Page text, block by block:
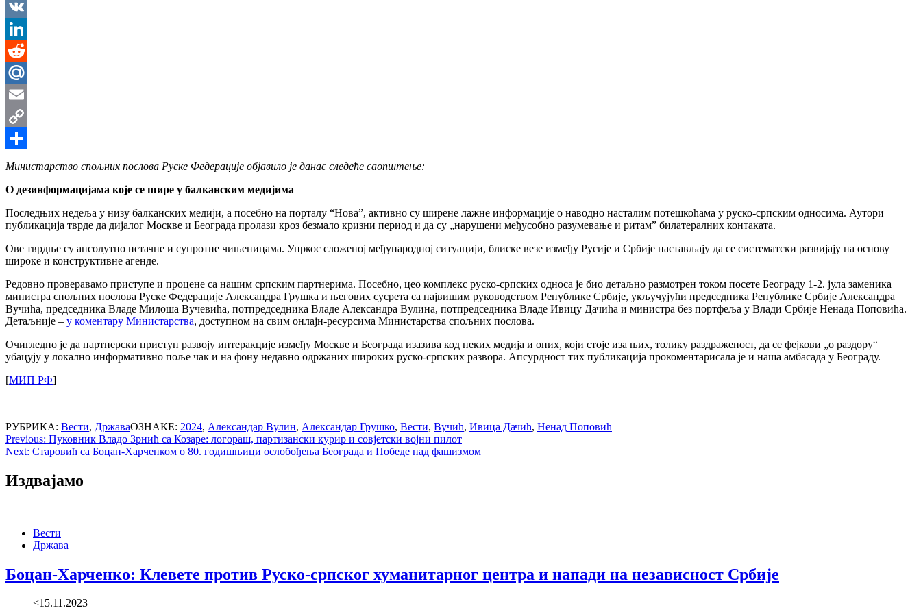
Messenger
VK
LinkedIn
Reddit
Mail.Ru
Email
Copy
Link
Share
Министарство спољних послова Руске Федерације објавило је данас следеће саопштење:
О дезинформацијама које се шире у балканским медијима
Последњих недеља у низу балканских медији, а посебно на порталу “Нова”, активно су ширене лажне информације о наводно насталим потешкоћама у руско-српским односима. Аутори
публикација тврде да дијалог Москве и Београда пролази кроз безмало кризни период и да су „нарушени међусобно разумевање и ритам” билатералних контаката.
Ове тврдње су апсолутно нетачне и супротне чињеницама. Упркос сложеној међународној ситуацији, блиске везе између Русије и Србије настављају да се систематски развијају на основу
широке и конструктивне агенде.
Редовно проверавамо приступе и процене са нашим српским партнерима. Посебно, цео комплекс руско-српских односа је био детаљно размотрен током посете Београду 1-2. јула заменика
министра спољних послова Руске Федерације Александра Грушка и његових сусрета са највишим руководством Републике Србије, укључујући председника Републике Србије Александра
Вучића, председника Владе Милоша Вучевића, потпредседника Владе Александра Вулина, потпредседника Владе Ивицу Дачића и министра без портфеља у Влади Србије Ненада Поповића.
Детаљније – у коментару Министарства, доступном на свим онлајн-ресурсима Министарства спољних послова.
Очигледно је да партнерски приступ развоју интеракције између Москве и Београда изазива код неких медија и оних, који стоје иза њих, толику раздраженост, да се фејкови „о раздору“
убацују у локално информативно поље чак и на фону недавно одржаних широких руско-српских развора. Апсурдност тих публикација прокоментарисала је и наша амбасада у Београду.
[МИП РФ]
РУБРИКА: Вести, ДржаваОЗНАКЕ: 2024, Александар Вулин, Александар Грушко, Вести, Вучић, Ивица Дачић, Ненад Поповић
Post
navigation
Previous: Пуковник Владо Зрнић са Козаре: логораш, партизански курир и совјетски војни пилот
Next: Старовић са Боцан-Харченком о 80. годишњици ослобођења Београда и Победе над фашизмом
Издвајамо
Вести
Држава
Боцан-Харченко: Клевете против Руско-српског хуманитарног центра и напади на независност Србије
<15.11.2023